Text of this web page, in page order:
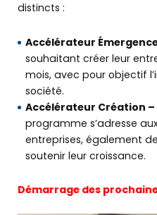
distincts :
Accélérateur
souhaitant créer leur
mois, avec pour objectif
société.
Accélérateur Création
programme s’adresse
entreprises, également
soutenir leur croissance.
Démarrage des